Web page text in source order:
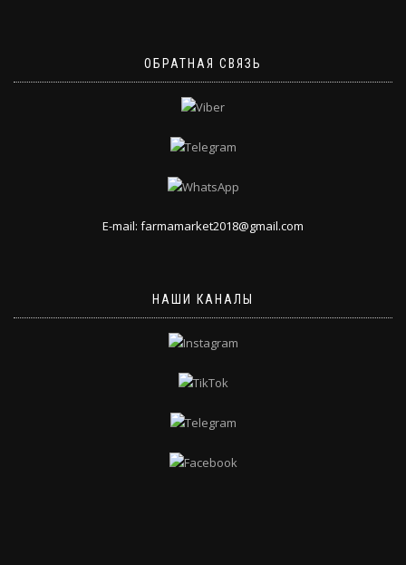
ОБРАТНАЯ СВЯЗЬ
E-mail: farmamarket2018@gmail.com
НАШИ КАНАЛЫ